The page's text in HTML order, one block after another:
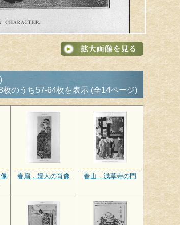
枚のうち57-64枚を表示 (全14ページ)
春扇．婦人の肖像 春山．浅草寺の門